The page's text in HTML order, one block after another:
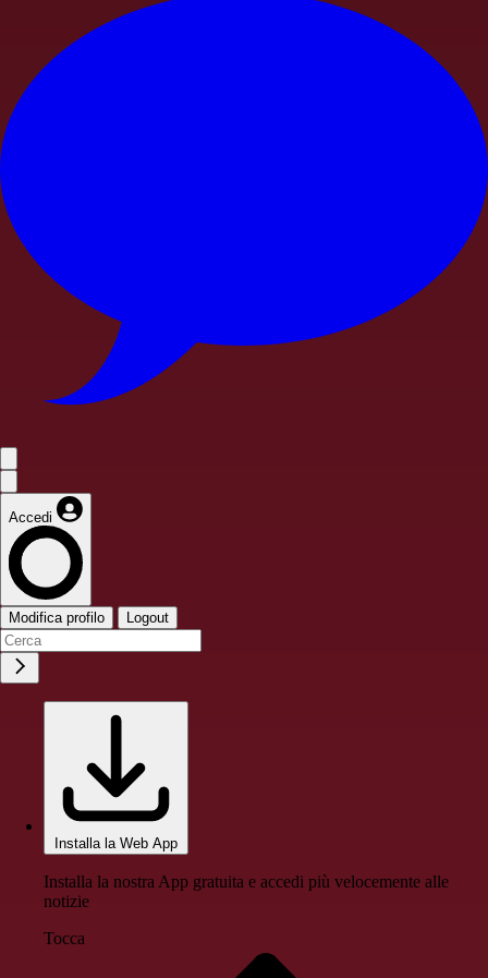
Accedi
Modifica profilo Logout
Installa la Web App
Installa la nostra App gratuita e accedi più velocemente alle
notizie
Tocca